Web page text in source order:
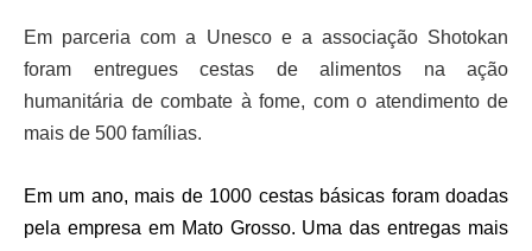
Em parceria com a Unesco e a associação Shotokan
foram entregues cestas de alimentos na ação
humanitária de combate à fome, com o atendimento de
mais de 500 famílias.
Em um ano, mais de 1000 cestas básicas foram doadas
pela empresa em Mato Grosso. Uma das entregas mais